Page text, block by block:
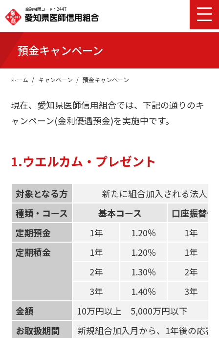
金融機関コード：2447
預金キャンペーン
ホーム キャンペーン 預金キャンペーン
現在、愛知県医師信用組合では、下記の通りのキ
ャンペーン(金利優遇預金)を実施中です。
1.ウエルカム・プレゼント
対象となる方
新たに組合加入される法人・
種類・コース
基本コース
口座振替
定期預金
1年 1.20％
1年
定期積金
1年 1.20％
1年
2年
1.30％
2年
3年
1.40％
3年
金額
10万円以上 5,000万円以下
お取扱期間
新規組合加入月から、1年後の応答